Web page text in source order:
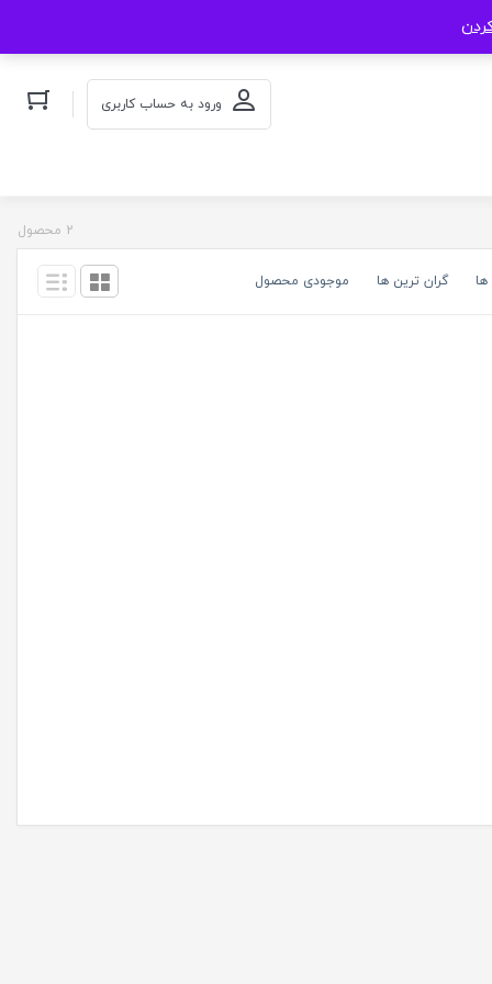
ورود به حساب کاربری
2 محصول
ها گران ترین ها موجودی محصول